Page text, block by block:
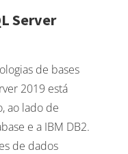
Server
de bases
2019 está
ao lado de
e a IBM DB2.
de dados